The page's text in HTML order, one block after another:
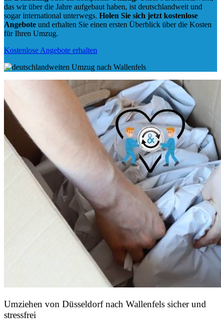
das wir über die Jahre aufgebaut haben, ist deutschlandweit und
sogar international unterwegs. Holen Sie sich jetzt kostenlose
Angebote und erhalten Sie einen ersten Überblick über die Kosten
für Ihren Umzug.
Kostenlose Angebote erhalten
Umziehen von Düsseldorf nach Wallenfels sicher und
stressfrei